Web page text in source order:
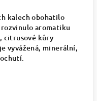
kalech obohatilo
aromatiku
citrusové kůry
vyvážená, minerální,